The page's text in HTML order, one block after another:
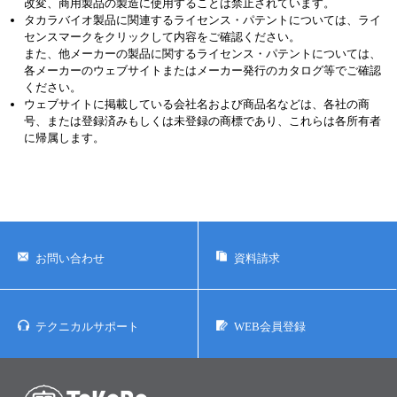
改変、商用製品の製造に使用することは禁止されています。
タカラバイオ製品に関連するライセンス・パテントについては、ライ
センスマークをクリックして内容をご確認ください。
また、他メーカーの製品に関するライセンス・パテントについては、
各メーカーのウェブサイトまたはメーカー発行のカタログ等でご確認
ください。
ウェブサイトに掲載している会社名および商品名などは、各社の商
号、または登録済みもしくは未登録の商標であり、これらは各所有者
に帰属します。
お問い合わせ 資料請求
テクニカルサポート WEB会員登録